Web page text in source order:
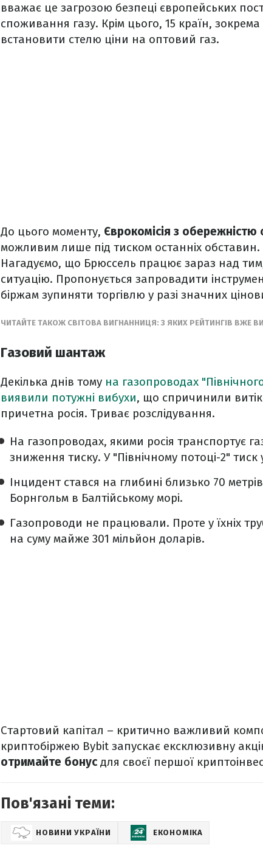
вважає це загрозою безпеці європейських
споживання газу. Крім цього, 15 країн,
встановити стелю ціни на оптовий газ.
До цього моменту, Єврокомісія з обережністю
можливим лише під тиском останніх обставин.
Нагадуємо, що Брюссель працює зараз над
ситуацію. Пропонується запровадити
біржам зупиняти торгівлю у разі значних
ЧИТАЙТЕ ТАКОЖ СВІТОВА ВИГНАННИЦЯ: З ЯКИХ РЕЙТИНГІВ ВЖЕ
Газовий шантаж
Декілька днів тому на газопроводах
виявили потужні вибухи, що спричинили витік
причетна росія. Триває розслідування.
На газопроводах, якими росія транспортує
зниження тиску. У "Північному потоці-2" тиск
Інцидент стався на глибині близько 70
Борнгольм в Балтійському морі.
Газопроводи не працювали. Проте у їхніх
на суму майже 301 мільйон доларів.
Стартовий капітал – критично важливий
криптобіржею Bybit запускає ексклюзивну
отримайте бонусдля своєї першої
Пов'язані теми:
НОВИНИ УКРАЇНИ ЕКОНОМІКА